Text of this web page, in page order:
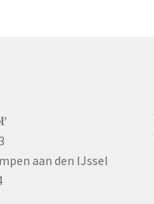
aan den IJssel